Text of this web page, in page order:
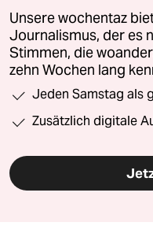
Unsere wochentaz
Journalismus, der es
Stimmen, die
zehn Wochen lang
Jeden Samstag als
Zusätzlich digitale